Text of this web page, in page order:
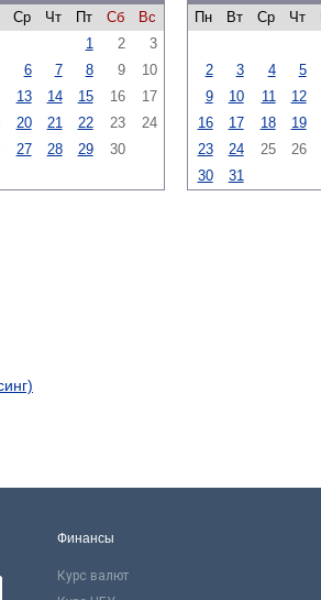
Ср Чт Пт Сб
Вс
1
2
3
6 7 8 9
10
13 14 15 16
17
20 21 22 23
24
27 28 29 30
Пн
Вт Ср Чт
2
3 4 5
9
10 11 12
16
17 18 19
23
24 25 26
30
31
Финансы
Курс валют